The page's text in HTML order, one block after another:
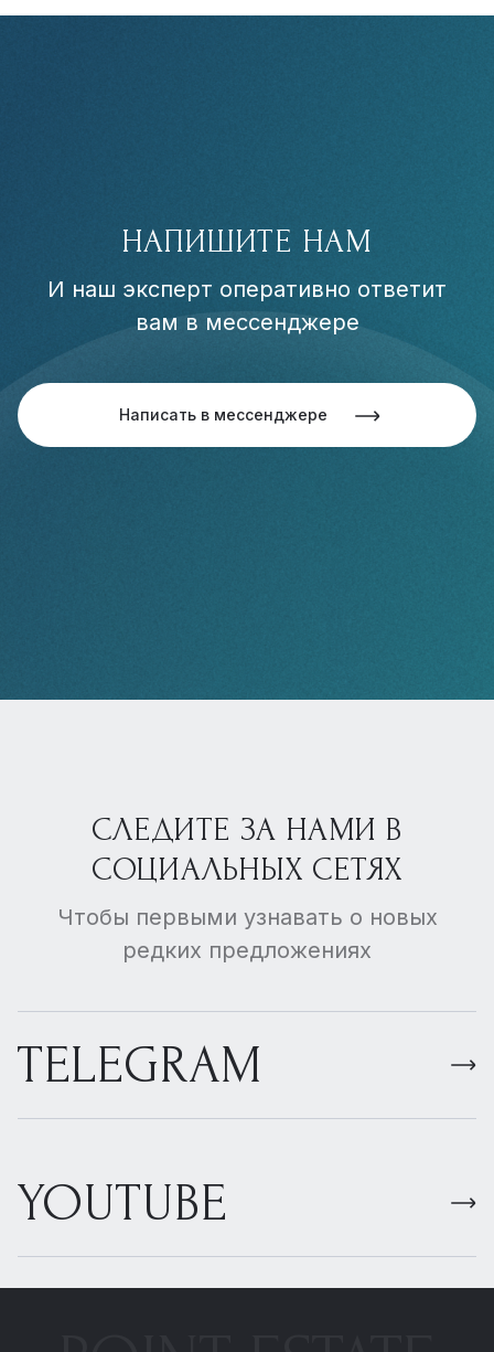
НАПИШИТЕ НАМ
И наш эксперт оперативно ответит
вам в мессенджере
Написать в мессенджере
СЛЕДИТЕ ЗА НАМИ В
СОЦИАЛЬНЫХ СЕТЯХ
Чтобы первыми узнавать о новых
редких предложениях
TELEGRAM
YOUTUBE